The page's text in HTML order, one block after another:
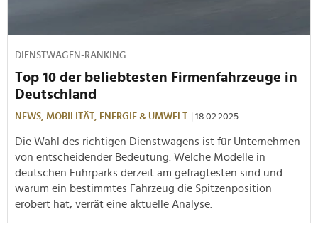
DIENSTWAGEN-RANKING
Top 10 der beliebtesten Firmenfahrzeuge in
Deutschland
NEWS, MOBILITÄT, ENERGIE & UMWELT | 18.02.2025
Die Wahl des richtigen Dienstwagens ist für Unternehmen
von entscheidender Bedeutung. Welche Modelle in
deutschen Fuhrparks derzeit am gefragtesten sind und
warum ein bestimmtes Fahrzeug die Spitzenposition
erobert hat, verrät eine aktuelle Analyse.